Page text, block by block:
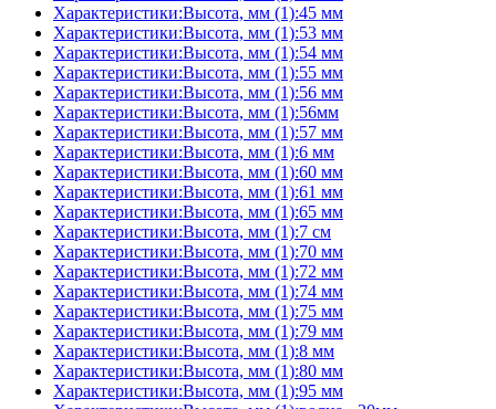
Характеристики:Высота, мм (1):45 мм
Характеристики:Высота, мм (1):53 мм
Характеристики:Высота, мм (1):54 мм
Характеристики:Высота, мм (1):55 мм
Характеристики:Высота, мм (1):56 мм
Характеристики:Высота, мм (1):56мм
Характеристики:Высота, мм (1):57 мм
Характеристики:Высота, мм (1):6 мм
Характеристики:Высота, мм (1):60 мм
Характеристики:Высота, мм (1):61 мм
Характеристики:Высота, мм (1):65 мм
Характеристики:Высота, мм (1):7 см
Характеристики:Высота, мм (1):70 мм
Характеристики:Высота, мм (1):72 мм
Характеристики:Высота, мм (1):74 мм
Характеристики:Высота, мм (1):75 мм
Характеристики:Высота, мм (1):79 мм
Характеристики:Высота, мм (1):8 мм
Характеристики:Высота, мм (1):80 мм
Характеристики:Высота, мм (1):95 мм